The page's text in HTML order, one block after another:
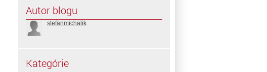
Autor blogu
stefanmichalik
Kategórie